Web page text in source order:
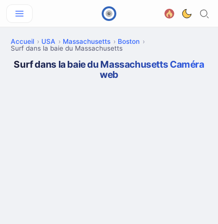
Accueil USA Massachusetts
Boston
Surf dans la baie du Massachusetts
Surf dans la baie du Massachusetts Caméra
web